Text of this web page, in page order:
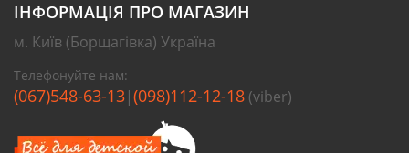
ІНФОРМАЦІЯ ПРО МАГАЗИН
м. Київ (Борщагівка) Україна
Телефонуйте нам:
(067)548-63-13|(098)112-12-18 (viber)